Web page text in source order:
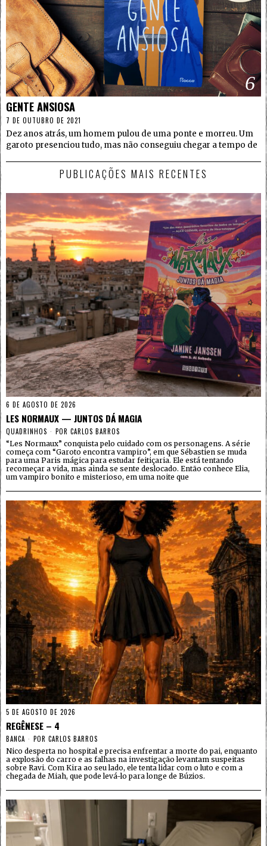
6
GENTE ANSIOSA
7 DE OUTUBRO DE 2021
Dez anos atrás, um homem pulou de uma ponte e morreu. Um
garoto presenciou tudo, mas não conseguiu chegar a tempo de
PUBLICAÇÕES MAIS RECENTES
6 DE AGOSTO DE 2026
LES NORMAUX — JUNTOS DÁ MAGIA
QUADRINHOS POR CARLOS BARROS
“Les Normaux” conquista pelo cuidado com os personagens. A série
começa com “Garoto encontra vampiro”, em que Sébastien se muda
para uma Paris mágica para estudar feitiçaria. Ele está tentando
recomeçar a vida, mas ainda se sente deslocado. Então conhece Elia,
um vampiro bonito e misterioso, em uma noite que
5 DE AGOSTO DE 2026
REGÊNESE – 4
BANCA POR CARLOS BARROS
Nico desperta no hospital e precisa enfrentar a morte do pai, enquanto
a explosão do carro e as falhas na investigação levantam suspeitas
sobre Ravi. Com Kira ao seu lado, ele tenta lidar com o luto e com a
chegada de Miah, que pode levá-lo para longe de Búzios.